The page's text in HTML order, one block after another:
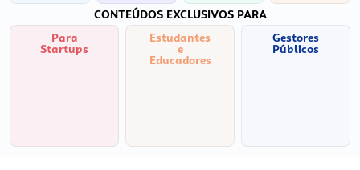
CONTEÚDOS EXCLUSIVOS PARA
Para
Startups
Estudantes
e
Educadores
Gestores
Públicos